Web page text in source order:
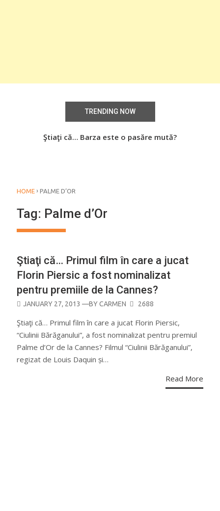
TRENDING NOW
Ştiaţi că… Barza este o pasăre mută?
HOME › PALME D’OR
Tag: Palme d’Or
Ştiaţi că… Primul film în care a jucat
Florin Piersic a fost nominalizat
pentru premiile de la Cannes?
POSTED
JANUARY 27, 2013 —BYCARMEN 2688
Ştiaţi că… Primul film în care a jucat Florin Piersic,
“Ciulinii Bărăganului”, a fost nominalizat pentru premiul
Palme d’Or de la Cannes? Filmul “Ciulinii Bărăganului”,
regizat de Louis Daquin și…
Read More